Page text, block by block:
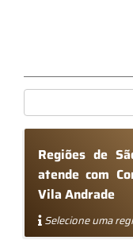
Regiões de
atende com
Vila Andrade
Selecione uma